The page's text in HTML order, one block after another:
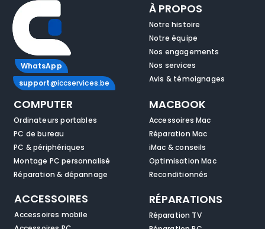
WhatsApp
support@iccservices.be
COMPUTER
Ordinateurs portables
PC de bureau
PC & périphériques
Montage PC personnalisé
Réparation & dépannage
ACCESSOIRES
Accessoires mobile
MACBOOK
Accessoires Mac
Réparation Mac
iMac & conseils
Optimisation Mac
Reconditionnés
RÉPARATIONS
Réparation TV
À PROPOS
Notre histoire
Notre équipe
Nos engagements
Nos services
Avis & témoignages